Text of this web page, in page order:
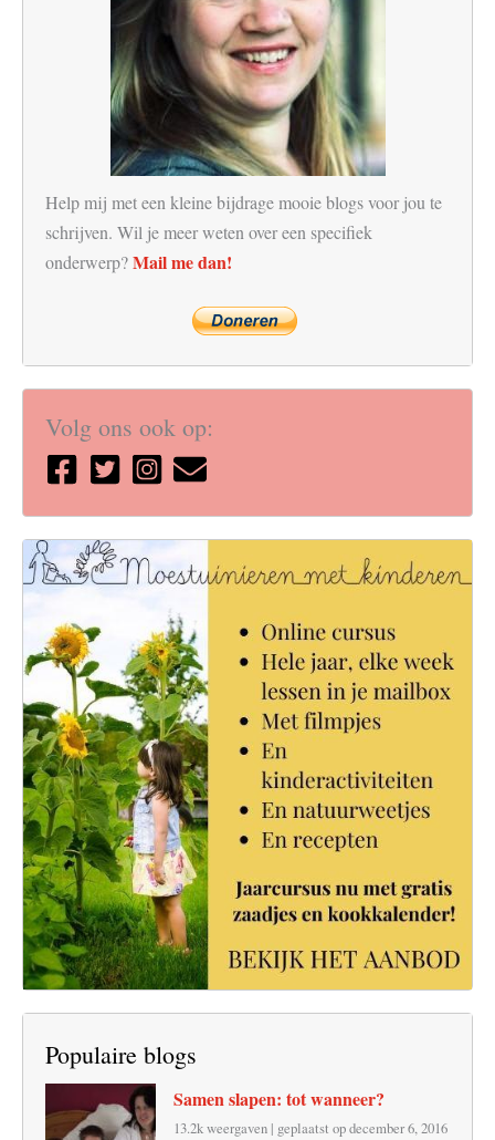
Help mij met een kleine bijdrage mooie blogs voor jou te
schrijven. Wil je meer weten over een specifiek
onderwerp?Mail me dan!
Volg ons ook op:
Populaire blogs
Samen slapen: tot wanneer?
13.2k weergaven | geplaatst op december 6, 2016